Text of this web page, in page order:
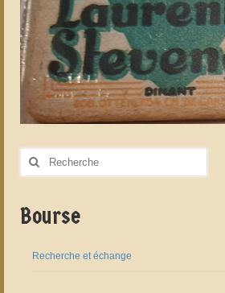
Rechercher
Bourse
Recherche et échange